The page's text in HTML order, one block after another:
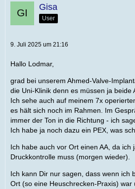
Gisa
User
9. Juli 2025 um 21:16
Hallo Lodmar,
grad bei unserem Ahmed-Valve-
die Uni-Klinik denn es müssen ja beide
Ich sehe auch auf meinem 7x
es hält sich noch im Rahmen. Im
immer der Ton in die Richtung - ich
Ich habe ja noch dazu ein PEX, was
Ich habe auch vor Ort einen AA, da ich
Druckkontrolle muss (morgen wieder).
Ich kann Dir nur sagen, dass wenn ich
Ort (so eine Heuschrecken-Praxis) war